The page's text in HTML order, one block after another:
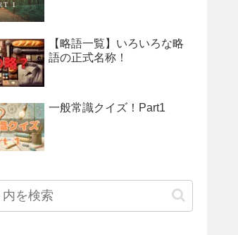
【略語一覧】いろいろな略
語の正式名称！
一般常識クイズ！Part1